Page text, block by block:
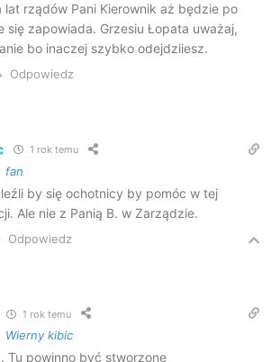
lat rządów Pani Kierownik aż będzie po
się zapowiada. Grzesiu Łopata uważaj,
bo inaczej szybko odejdziiesz.
Odpowiedz
1 rok temu
fan
by się ochotnicy by pomóc w tej
Ale nie z Panią B. w Zarządzie.
Odpowiedz
1 rok temu
Wierny kibic
Tu powinno być stworzone